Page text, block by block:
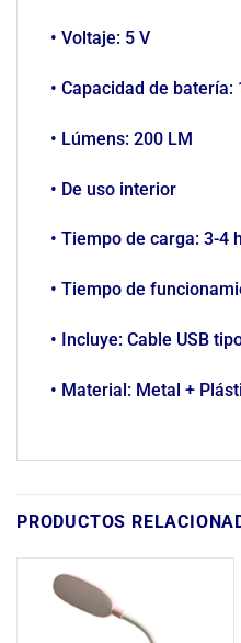
• Voltaje: 5 V
• Capacidad de batería:
• Lúmens: 200 LM
• De uso interior
• Tiempo de carga: 3-4 h
• Tiempo de
• Incluye: Cable USB
• Material: Metal +
PRODUCTOS